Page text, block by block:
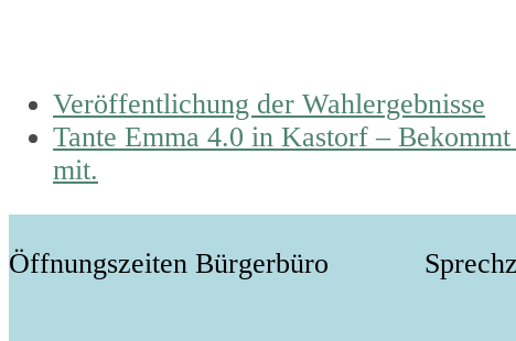
previous
post:
Veröffentlichung der Wahlergebnisse
next
post:
Tante Emma 4.0 in Kastorf –
mit.
Öffnungszeiten Bürgerbüro